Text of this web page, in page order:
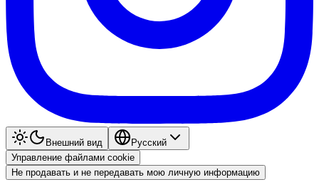
Внешний вид
Pyccкий
Управление файлами cookie
Не продавать и не передавать мою личную информацию